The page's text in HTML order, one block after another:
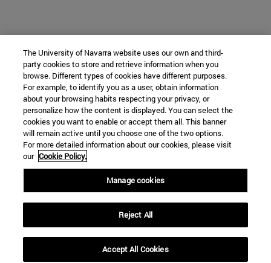
The University of Navarra website uses our own and third-
party cookies to store and retrieve information when you
browse. Different types of cookies have different purposes.
For example, to identify you as a user, obtain information
about your browsing habits respecting your privacy, or
personalize how the content is displayed. You can select the
cookies you want to enable or accept them all. This banner
will remain active until you choose one of the two options.
For more detailed information about our cookies, please visit
our Cookie Policy.
Manage cookies
Reject All
Accept All Cookies